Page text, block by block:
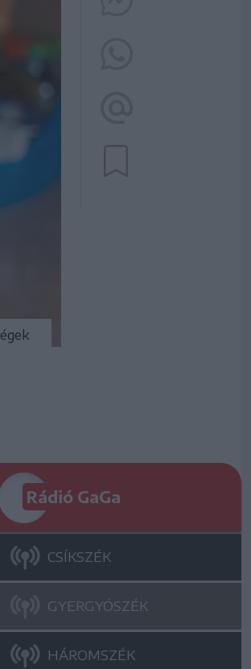
Rádió GaGa
CSÍKSZÉK
GYERGYÓSZÉK
HÁROMSZÉK